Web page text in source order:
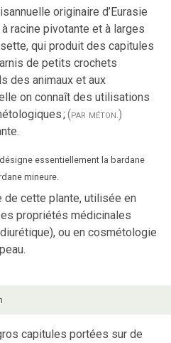
originaire d’Eurasie
à racine pivotante et à larges
qui produit des capitules
de petits crochets
des animaux et aux
on connaît des utilisations
;(par méton.)
désigne essentiellement la bardane
mineure.
de cette plante, utilisée en
propriétés médicinales
ou en cosmétologie
capitules portées sur de